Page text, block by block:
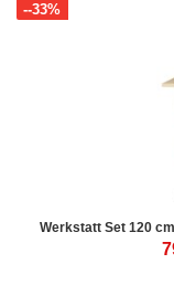
Werkstatt Set 120
--33%